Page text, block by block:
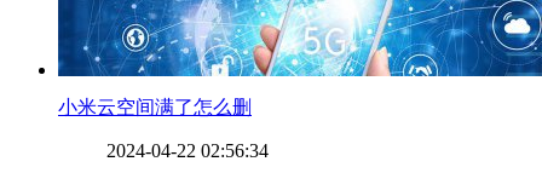
​小米云空间满了怎么删
2024-04-22 02:56:34